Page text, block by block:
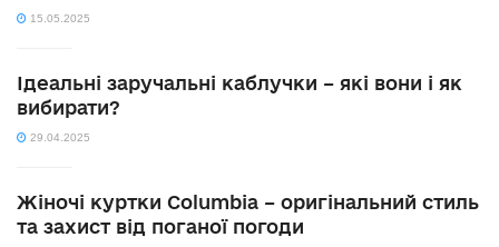
15.05.2025
Ідеальні заручальні каблучки – які вони і як
вибирати?
29.04.2025
Жіночі куртки Columbia – оригінальний стиль
та захист від поганої погоди